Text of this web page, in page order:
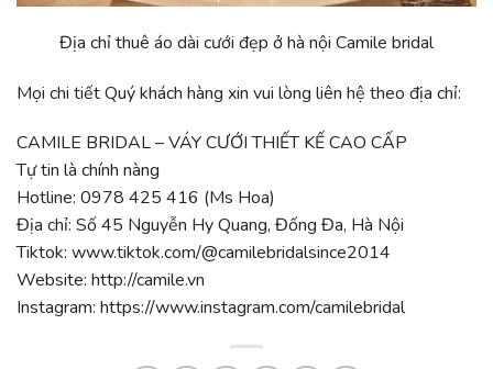
Địa chỉthuê áo dài cưới đẹp ở hà nội Camile bridal
Mọi chi tiết Quý khách hàng xin vui lòng liên hệ theo địa chỉ:
CAMILE BRIDAL – VÁY CƯỚI THIẾT KẾ CAO CẤP
Tự tin là chính nàng
Hotline: 0978 425 416 (Ms Hoa)
Địa chỉ: Số 45 Nguyễn Hy Quang, Đống Đa, Hà Nội
Tiktok: www.tiktok.com/@camilebridalsince2014
Website: http://camile.vn
Instagram: https://www.instagram.com/camilebridal